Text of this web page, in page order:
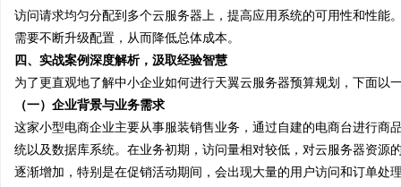
访问请求均匀分配到多个云服务器上，提高应用系统的可用性和性
需要不断升级配置，从而降低总体成本。
四、实战案例深度解析，汲取经验智慧
为了更直观地了解中小企业如何进行天翼云服务器预算规划，下面以
（一）企业背景与业务需求
这家小型电商企业主要从事服装销售业务，通过自建的电商台进行
统以及数据库系统。在业务初期，访问量相对较低，对云服务器资
逐渐增加，特别是在促销活动期间，会出现大量的用户访问和订单